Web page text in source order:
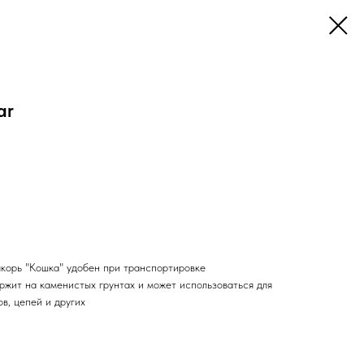
"Кошка" удобен при транспортировке
на каменистых грунтах и может использоваться для
цепей и других